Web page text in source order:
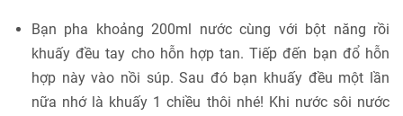
Bạn pha khoảng 200ml nước cùng với bột năng rồi
khuấy đều tay cho hỗn hợp tan. Tiếp đến bạn đổ hỗn
hợp này vào nồi súp. Sau đó bạn khuấy đều một lần
nữa nhớ là khuấy 1 chiều thôi nhé! Khi nước sôi nước